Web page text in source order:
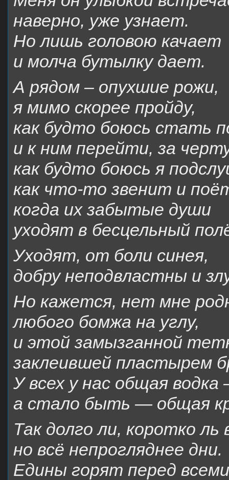
наверно, уже узнает.
Но лишь головою качает
и молча бутылку дает.
А рядом – опухшие рожи,
я мимо скорее пройду,
как будто боюсь стать
и к ним перейти, за
как будто боюсь я
как что-то звенит и
когда их забытые души
уходят в бесцельный
Уходят, от боли синея,
добру неподвластны и
Но кажется, нет мне
любого бомжа на углу,
и этой замызганной
заклеившей пластырем
У всех у нас общая водка
а стало быть — общая
Так долго ли, коротко ль
но всё непрогляднее дни.
Едины горят перед всеми